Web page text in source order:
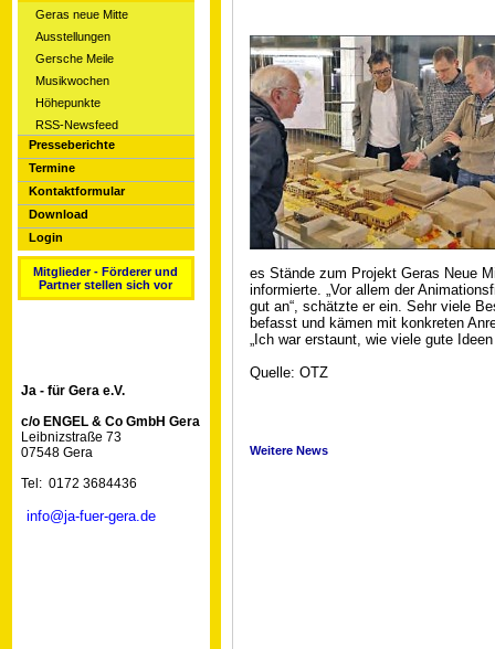
Geras neue Mitte
Ausstellungen
Gersche Meile
Musikwochen
Höhepunkte
RSS-Newsfeed
Presseberichte
Termine
Kontaktformular
Download
Login
Mitglieder - Förderer und
Partner stellen sich vor
Ja - für Gera e.V.
c/o ENGEL & Co GmbH Gera
Leibnizstraße 73
07548 Gera
Tel: 0172 3684436
info@ja-fuer-gera.de
es Stände zum Projekt Geras Neue
informierte. „Vor allem der
gut an“, schätzte er ein. Sehr viele
befasst und kämen mit konkreten
„Ich war erstaunt, wie viele gute
Quelle: OTZ
Weitere News